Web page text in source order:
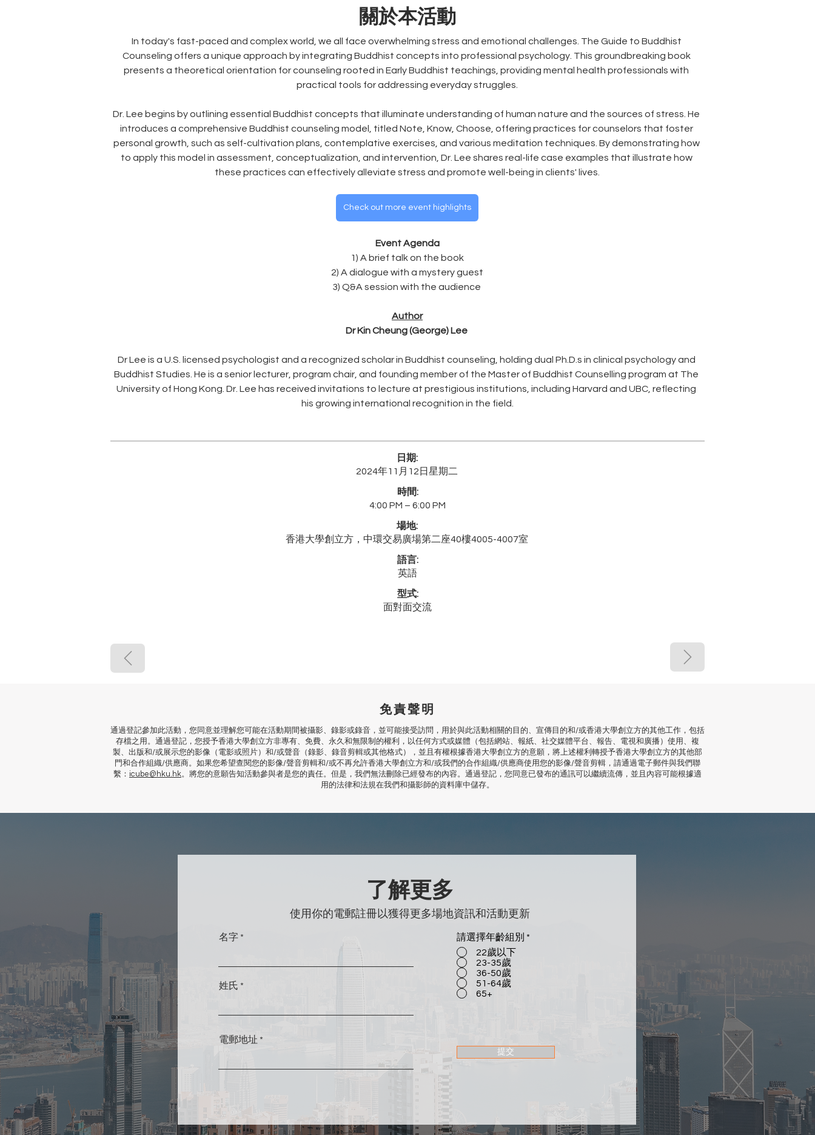
​關於本活動
In today's fast-paced and complex world, we all face overwhelming stress and emotional challenges. The Guide to Buddhist
Counseling offers a unique approach by integrating Buddhist concepts into professional psychology. This groundbreaking book
presents a theoretical orientation for counseling rooted in Early Buddhist teachings, providing mental health professionals with
practical tools for addressing everyday struggles.
Dr. Lee begins by outlining essential Buddhist concepts that illuminate understanding of human nature and the sources of stress. He
introduces a comprehensive Buddhist counseling model, titled Note, Know, Choose, offering practices for counselors that foster
personal growth, such as self-cultivation plans, contemplative exercises, and various meditation techniques. By demonstrating how
to apply this model in assessment, conceptualization, and intervention, Dr. Lee shares real-life case examples that illustrate how
these practices can effectively alleviate stress and promote well-being in clients' lives.
Check out more event highlights
Event Agenda
1) A brief talk on the book
2) A dialogue with a mystery guest
3) Q&A session with the audience
Author
Dr Kin Cheung (George) Lee
Dr Lee is a U.S. licensed psychologist and a recognized scholar in Buddhist counseling, holding dual Ph.D.s in clinical psychology and
Buddhist Studies. He is a senior lecturer, program chair, and founding member of the Master of Buddhist Counselling program at The
University of Hong Kong. Dr. Lee has received invitations to lecture at prestigious institutions, including Harvard and UBC, reflecting
his growing international recognition in the field.
日期:
2024年11月12日星期二
時間:
4:00 PM – 6:00 PM
場地:
香港大學創立方，中環交易廣場第二座40樓4005-4007室
語言:
英語
型式:
面對面交流
免責聲明
通過登記參加此活動，您同意並理解您可能在活動期間被攝影、錄影或錄音，並可能接受訪問，用於與此活動相關的目的、宣傳目的和/或香港大學創立方的其他工作，包括
存檔之用。通過登記，您授予香港大學創立方非專有、免費、永久和無限制的權利，以任何方式或媒體（包括網站、報紙、社交媒體平台、報告、電視和廣播）使用、複
製、出版和/或展示您的影像（電影或照片）和/或聲音（錄影、錄音剪輯或其他格式），並且有權根據香港大學創立方的意願，將上述權利轉授予香港大學創立方的其他部
門和合作組織/供應商。如果您希望查閱您的影像/聲音剪輯和/或不再允許香港大學創立方和/或我們的合作組織/供應商使用您的影像/聲音剪輯，請通過電子郵件與我們聯
繫： icube@hku.hk。將您的意願告知活動參與者是您的責任。但是，我們無法刪除已經發布的內容。通過登記，您同意已發布的通訊可以繼續流傳，並且內容可能根據適
用的法律和法規在我們和攝影師的資料庫中儲存。
了解更多
使用你的電郵註冊以獲得更多場地資訊和活動更新
名字
姓氏
電郵地址
請選擇年齡組別 *
22歲以下
23-35歲
36-50歲
51-64歲
65+
提交